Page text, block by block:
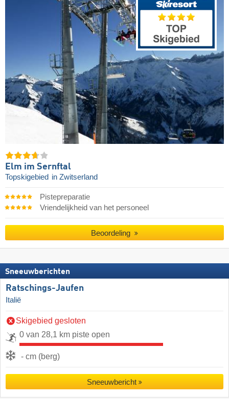
Elm im Sernftal
Topskigebied in Zwitserland
Pistepreparatie
Vriendelijkheid van het personeel
Beoordeling
Sneeuwberichten
Ratschings-Jaufen
Italië
Skigebied gesloten
0 van 28,1 km piste open
- cm (berg)
Sneeuwbericht